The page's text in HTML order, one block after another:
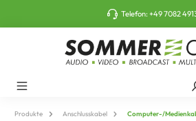
Telefon:+49 7082
Produkte Anschlusskabel Computer-/